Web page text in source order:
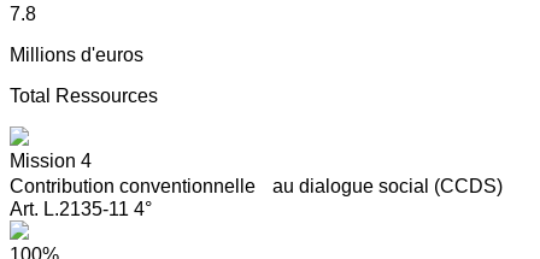
7.8
Millions d'euros
Total Ressources
Mission 4
Contribution conventionnelle au dialogue social (CCDS)
Art. L.2135-11 4°